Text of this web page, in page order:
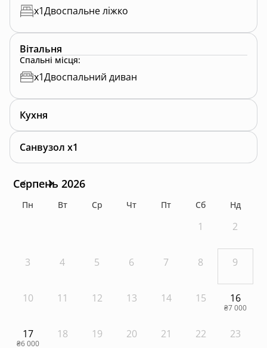
x1Двоспальне ліжко
Вітальня
Спальні місця:
x1Двоспальний диван
Кухня
Санвузол x1
Серпень 2026
Пн Вт Ср Чт Пт Сб Нд
1 2
3 4 5 6 7 8 9
10 11 12 13 14 15 16
₴7 000
17
₴6 000
18 19 20 21 22 23